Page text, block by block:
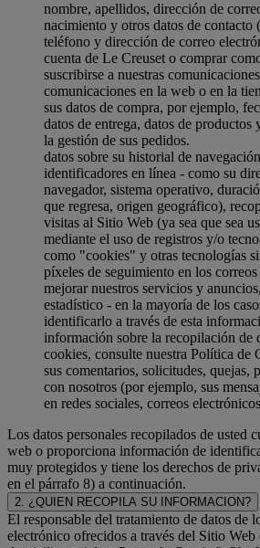
nombre, apellidos, dirección de
nacimiento y otros datos de contacto
teléfono y dirección de correo
cuenta de Le Creuset o comprar
suscribirse a nuestras
comunicaciones en la web o en la
sus datos de compra, por ejemplo,
datos de entrega, datos de productos
la gestión de sus pedidos.
datos sobre su historial de
identificadores en línea - como su
navegador, sistema operativo,
que regresa, origen geográfico),
visitas al Sitio Web (ya sea que sea
mediante el uso de registros y/o
como "cookies" y otras tecnologías
píxeles de seguimiento en los
mejorar nuestros servicios y
estadístico - en la mayoría de los
identificarlo a través de esta
información sobre la recopilación de
cookies, consulte nuestra Política de
sus comentarios, solicitudes, quejas,
con nosotros (por ejemplo, sus
en redes sociales, correos
Los datos personales recopilados de usted
web o proporciona información de
muy protegidos y tiene los derechos de
en el párrafo 8) a continuación.
2. ¿QUIEN RECOPILA SU INFORMACION?
El responsable del tratamiento de datos de
electrónico ofrecidos a través del Sitio Web